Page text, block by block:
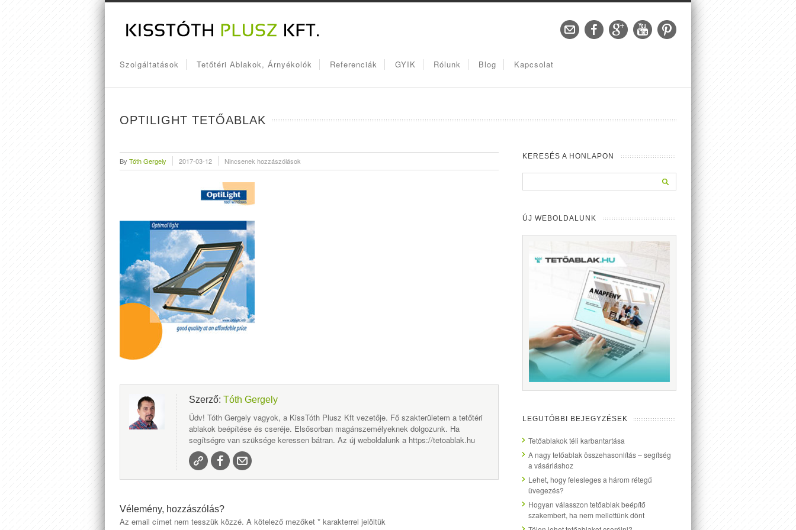
Szolgáltatások Tetőtéri Ablakok, Árnyékolók Referenciák GYIK Rólunk Blog Kapcsolat
OPTILIGHT TETŐABLAK
By Tóth Gergely 2017-03-12 Nincsenek hozzászólások
Szerző: Tóth Gergely
Üdv! Tóth Gergely vagyok, a KissTóth Plusz Kft vezetője. Fő szakterületem a tetőtéri
ablakok beépítése és cseréje. Elsősorban magánszemélyeknek dolgozunk. Ha
segítségre van szüksége keressen bátran. Az új weboldalunk a https://tetoablak.hu
Vélemény, hozzászólás?
Az email címet nem tesszük közzé. A kötelező mezőket * karakterrel jelöltük
KERESÉS A HONLAPON
ÚJ WEBOLDALUNK
LEGUTÓBBI BEJEGYZÉSEK
Tetőablakok téli karbantartása
A nagy tetőablak összehasonlítás – segítség
a vásárláshoz
Lehet, hogy felesleges a három rétegű
üvegezés?
Hogyan válasszon tetőablak beépítő
szakembert, ha nem mellettünk dönt